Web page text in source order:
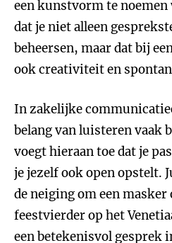
een kunstvorm te
dat je niet alleen
beheersen, maar dat bij
ook creativiteit en
In zakelijke
belang van luisteren vaak
voegt hieraan toe dat je
je jezelf ook open opstelt.
de neiging om een masker
feestvierder op het
een betekenisvol gesprek